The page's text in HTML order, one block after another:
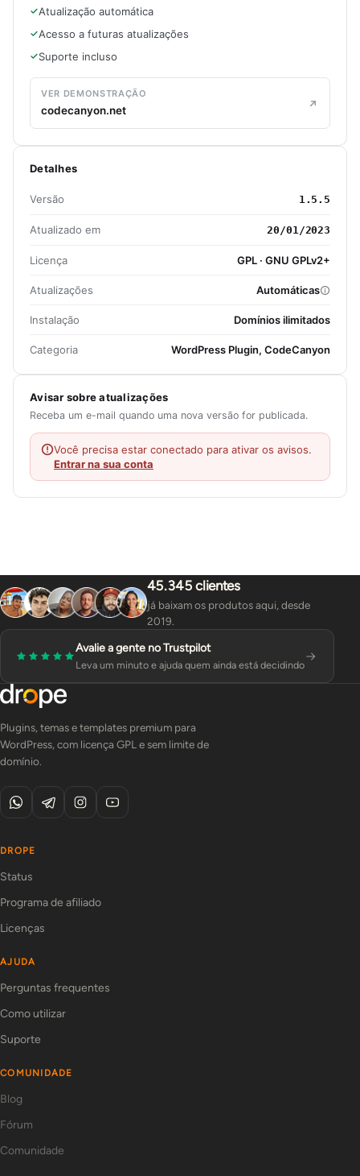
Atualização automática
Acesso a futuras atualizações
Suporte incluso
VER DEMONSTRAÇÃO
codecanyon.net
Detalhes
Versão 1.5.5
Atualizado em 20/01/2023
Licença GPL · GNU GPLv2+
Atualizações Automáticas
Instalação Domínios ilimitados
Categoria WordPress Plugin, CodeCanyon
Avisar sobre atualizações
Receba um e-mail quando uma nova versão for publicada.
Você precisa estar conectado para ativar os avisos.
Entrar na sua conta
45.345 clientes
já baixam os produtos aqui, desde
2019.
Avalie a gente no Trustpilot
Leva um minuto e ajuda quem ainda está decidindo
Plugins, temas e templates premium para
WordPress, com licença GPL e sem limite de
domínio.
DROPE
Status
Programa de afiliado
Licenças
AJUDA
Perguntas frequentes
Como utilizar
Suporte
COMUNIDADE
Blog
Fórum
Comunidade